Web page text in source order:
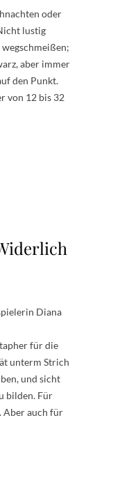
oder
lustig
aber immer
den Punkt.
von 12 bis 32
Diana
für die
unterm Strich
und sicht
bilden. Für
Aber auch für